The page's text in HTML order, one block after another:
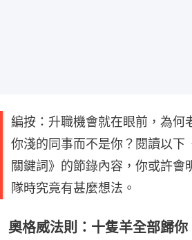
編按：升職機會就在眼前，為何
你淺的同事而不是你？閱讀以
關鍵詞》的節錄內容，你或許會
隊時究竟有甚麼想法。
奧格威法則：十隻羊全部歸你